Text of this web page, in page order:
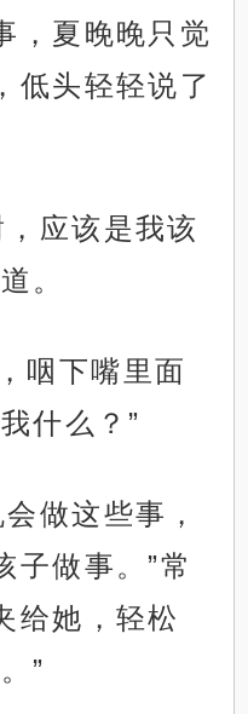
，夏晚晚只觉
低头轻轻说了
应该是我该
。
咽下嘴里面
什么？”
做这些事，
子做事。”常
给她，轻松
”